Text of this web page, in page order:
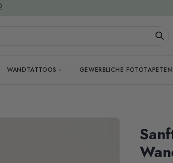
WANDTATTOOS GEWERBLICHE FOTOTAPETEN